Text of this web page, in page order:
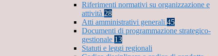
Riferimenti normativi su organizzazione e
attività 28
Atti amministrativi generali 45
Documenti di programmazione strategico-
gestionale 13
Statuti e leggi regionali